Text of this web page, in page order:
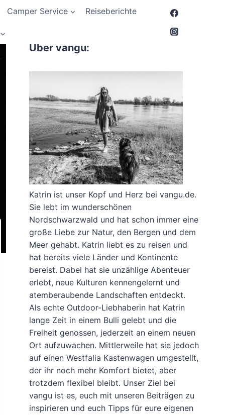
Camper Service Reiseberichte
Über vangu:
Katrin ist unser Kopf und Herz bei vangu.de.
Sie lebt im wunderschönen
Nordschwarzwald und hat schon immer eine
große Liebe zur Natur, den Bergen und dem
Meer gehabt. Katrin liebt es zu reisen und
hat bereits viele Länder und Kontinente
bereist. Dabei hat sie unzählige Abenteuer
erlebt, neue Kulturen kennengelernt und
atemberaubende Landschaften entdeckt.
Als echte Outdoor-Liebhaberin hat Katrin
lange Zeit in einem Bulli gelebt und die
Freiheit genossen, jederzeit an einem neuen
Ort aufzuwachen. Mittlerweile hat sie jedoch
auf einen Westfalia Kastenwagen umgestellt,
der ihr noch mehr Komfort bietet, aber
trotzdem flexibel bleibt. Unser Ziel bei
vangu ist es, euch mit unseren Beiträgen zu
inspirieren und euch Tipps für eure eigenen